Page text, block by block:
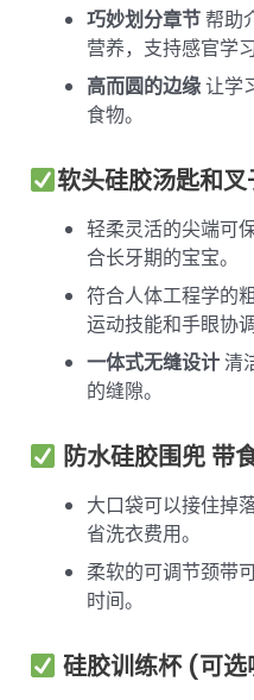
巧妙划分章节帮助
营养，支持感官学习
高而圆的边缘让学
食物。
软头硅胶汤匙和叉
轻柔灵活的尖端可
合长牙期的宝宝。
符合人体工程学的
运动技能和手眼协
一体式无缝设计清
的缝隙。
防水硅胶围兜带
大口袋可以接住掉
省洗衣费用。
柔软的可调节颈带
时间。
硅胶训练杯(可选